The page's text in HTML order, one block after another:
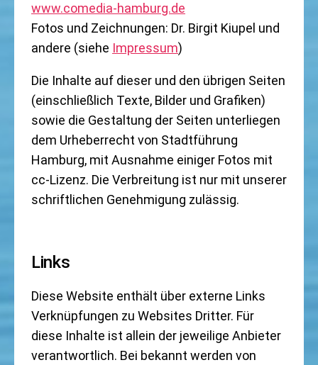
www.comedia-hamburg.de
Fotos und Zeichnungen: Dr. Birgit Kiupel und
andere (siehe Impressum)
Die Inhalte auf dieser und den übrigen Seiten
(einschließlich Texte, Bilder und Grafiken)
sowie die Gestaltung der Seiten unterliegen
dem Urheberrecht von Stadtführung
Hamburg, mit Ausnahme einiger Fotos mit
cc-Lizenz. Die Verbreitung ist nur mit unserer
schriftlichen Genehmigung zulässig.
Links
Diese Website enthält über externe Links
Verknüpfungen zu Websites Dritter. Für
diese Inhalte ist allein der jeweilige Anbieter
verantwortlich. Bei bekannt werden von